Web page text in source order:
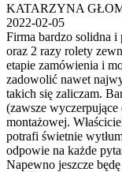
KATARZYNA
2022-02-05
Firma bardzo solidna i
oraz 2 razy rolety
etapie zamówienia i
zadowolić nawet
takich się zaliczam.
(zawsze
montażowej.
potrafi świetnie
odpowie na każde
Napewno jeszcze będę